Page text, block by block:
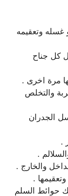
غسله وتعقيمه
كل جناح
مرة اخرى .
والتخلص
الجدران
.
.
والخارج .
.
حوائط السلم